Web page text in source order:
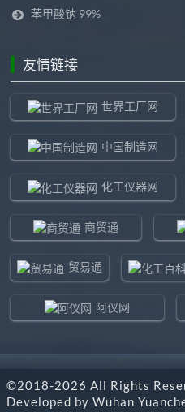
苯甲酸钠 99%
友情链接
世界工厂网
中国制造网
化工仪器网
商贸通
贸易通
阿仪网
东北制造网
©2018-2026 All Rights
Developed by Wuhan